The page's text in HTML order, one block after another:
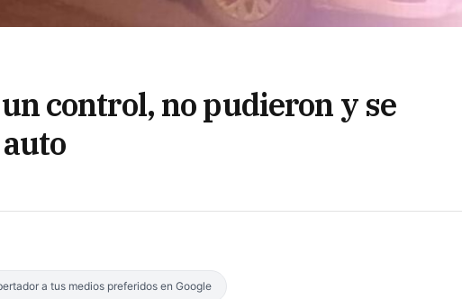
control, no pudieron y se
a tus medios preferidos en Google